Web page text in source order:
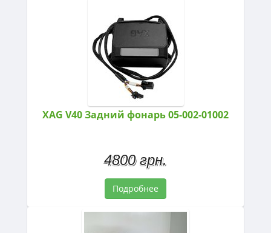
XAG V40 Задний фонарь 05-002-01002
4800 грн.
Подробнее